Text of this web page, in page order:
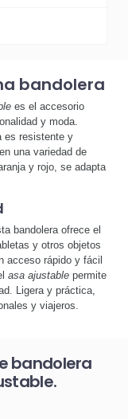
bandolera
es el accesorio
y moda.
es resistente y
una variedad de
y rojo, se adapta
bandolera ofrece el
y otros objetos
acceso rápido y fácil
asa ajustable permite
Ligera y práctica,
y viajeros.
bandolera